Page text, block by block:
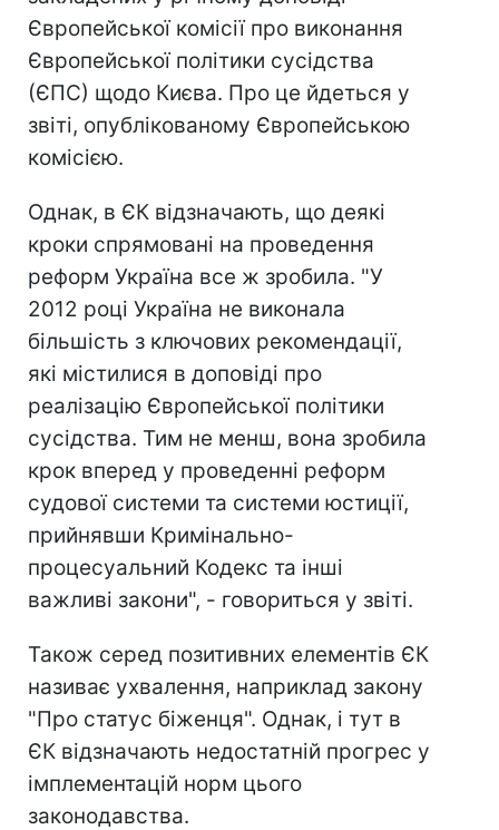
Європейської комісії про виконання
Європейської політики сусідства
(ЄПС) щодо Києва. Про це йдеться у
звіті, опублікованому Європейською
комісією.
Однак, в ЄК відзначають, що деякі
кроки спрямовані на проведення
реформ Україна все ж зробила. "У
2012 році Україна не виконала
більшість з ключових рекомендації,
які містилися в доповіді про
реалізацію Європейської політики
сусідства. Тим не менш, вона зробила
крок вперед у проведенні реформ
судової системи та системи юстиції,
прийнявши Кримінально-
процесуальний Кодекс та інші
важливі закони", - говориться у звіті.
Також серед позитивних елементів ЄК
називає ухвалення, наприклад закону
"Про статус біженця". Однак, і тут в
ЄК відзначають недостатній прогрес у
імплементацій норм цього
законодавства.